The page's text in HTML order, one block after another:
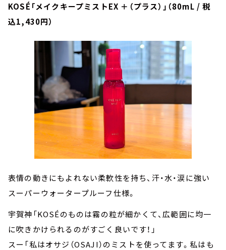
KOSÉ「メイクキープミストEX ＋（プラス）」（80mL / 税
込1,430円）
表情の動きにもよれない柔軟性を持ち、汗・水・涙に強い
スーパーウォータープルーフ仕様。
宇賀神「KOSÉのものは霧の粒が細かくて、広範囲に均一
に吹きかけられるのがすごく良いです！」
スー「私はオサジ（OSAJI）のミストを使ってます。私はも